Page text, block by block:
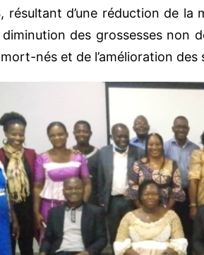
résultant d’une réduction de
diminution des grossesses non
nés et de l’amélioration des